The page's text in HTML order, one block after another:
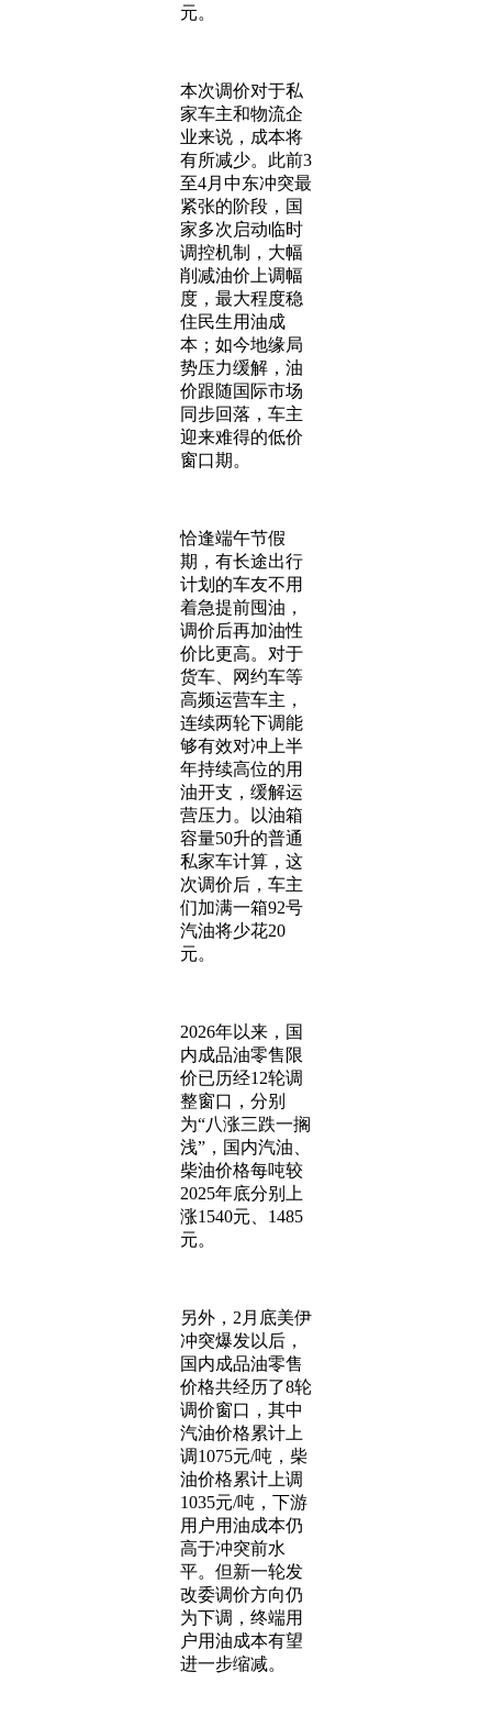
元。
本次调价对于私
家车主和物流企
业来说，成本将
有所减少。此前3
至4月中东冲突最
紧张的阶段，国
家多次启动临时
调控机制，大幅
削减油价上调幅
度，最大程度稳
住民生用油成
本；如今地缘局
势压力缓解，油
价跟随国际市场
同步回落，车主
迎来难得的低价
窗口期。
恰逢端午节假
期，有长途出行
计划的车友不用
着急提前囤油，
调价后再加油性
价比更高。对于
货车、网约车等
高频运营车主，
连续两轮下调能
够有效对冲上半
年持续高位的用
油开支，缓解运
营压力。以油箱
容量50升的普通
私家车计算，这
次调价后，车主
们加满一箱92号
汽油将少花20
元。
2026年以来，国
内成品油零售限
价已历经12轮调
整窗口，分别
为“八涨三跌一搁
浅”，国内汽油、
柴油价格每吨较
2025年底分别上
涨1540元、1485
元。
另外，2月底美伊
冲突爆发以后，
国内成品油零售
价格共经历了8轮
调价窗口，其中
汽油价格累计上
调1075元/吨，柴
油价格累计上调
1035元/吨，下游
用户用油成本仍
高于冲突前水
平。但新一轮发
改委调价方向仍
为下调，终端用
户用油成本有望
进一步缩减。